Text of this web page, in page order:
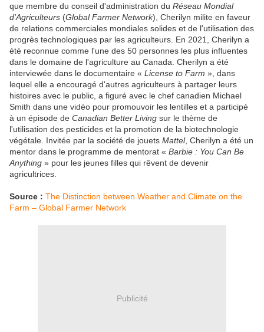
que membre du conseil d'administration du Réseau Mondial
d'Agriculteurs (Global Farmer Network), Cherilyn milite en faveur
de relations commerciales mondiales solides et de l'utilisation des
progrès technologiques par les agriculteurs. En 2021, Cherilyn a
été reconnue comme l'une des 50 personnes les plus influentes
dans le domaine de l'agriculture au Canada. Cherilyn a été
interviewée dans le documentaire « License to Farm », dans
lequel elle a encouragé d'autres agriculteurs à partager leurs
histoires avec le public, a figuré avec le chef canadien Michael
Smith dans une vidéo pour promouvoir les lentilles et a participé
à un épisode de Canadian Better Living sur le thème de
l'utilisation des pesticides et la promotion de la biotechnologie
végétale. Invitée par la société de jouets Mattel, Cherilyn a été un
mentor dans le programme de mentorat « Barbie : You Can Be
Anything » pour les jeunes filles qui rêvent de devenir
agricultrices.
Source : The Distinction between Weather and Climate on the
Farm – Global Farmer Network
Publicité